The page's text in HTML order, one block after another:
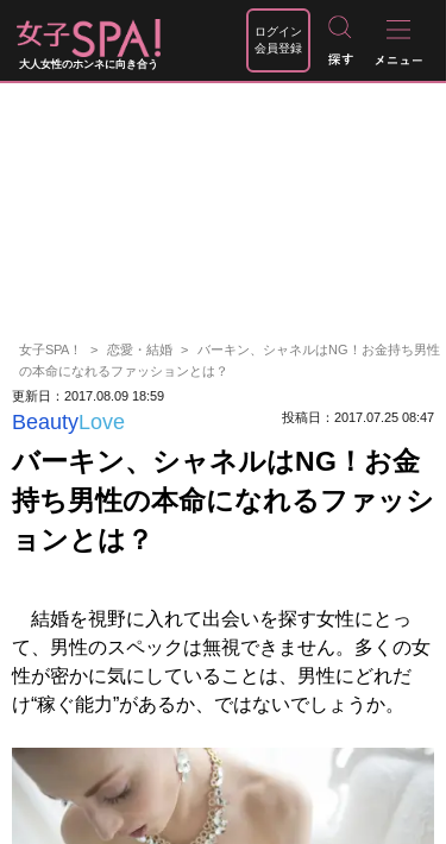
大人女性のホンネに向き合う
ログイン
会員登録
女子SPA！ 恋愛・結婚
バーキン、シャネルはNG！お金持ち男性
の本命になれるファッションとは？
更新日：2017.08.09 18:59
BeautyLove 投稿日：2017.07.25 08:47
バーキン、シャネルはNG！お金
持ち男性の本命になれるファッシ
ョンとは？
結婚を視野に入れて出会いを探す女性にとっ
て、男性のスペックは無視できません。多くの女
性が密かに気にしていることは、男性にどれだ
け“稼ぐ能力”があるか、ではないでしょうか。